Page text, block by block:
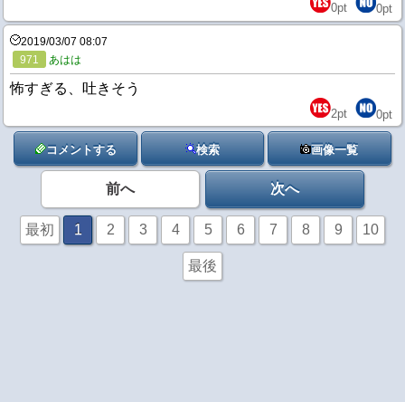
0pt 0pt
2019/03/07 08:07
971
あはは
怖すぎる、吐きそう
2pt 0pt
コメントする 検索 画像一覧
前へ 次へ
最初 1 2 3 4 5 6 7 8 9 10
最後